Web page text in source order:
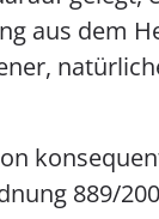
aus dem
889/